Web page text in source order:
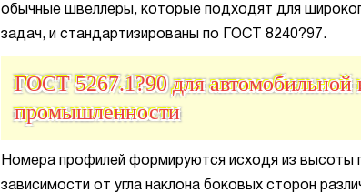
обычные швеллеры, которые подходят для
задач, и стандартизированы по ГОСТ 8240?97.
ГОСТ 5267.1?90 для автомобильной
промышленности
Номера профилей формируются исходя из высоты
зависимости от угла наклона боковых сторон